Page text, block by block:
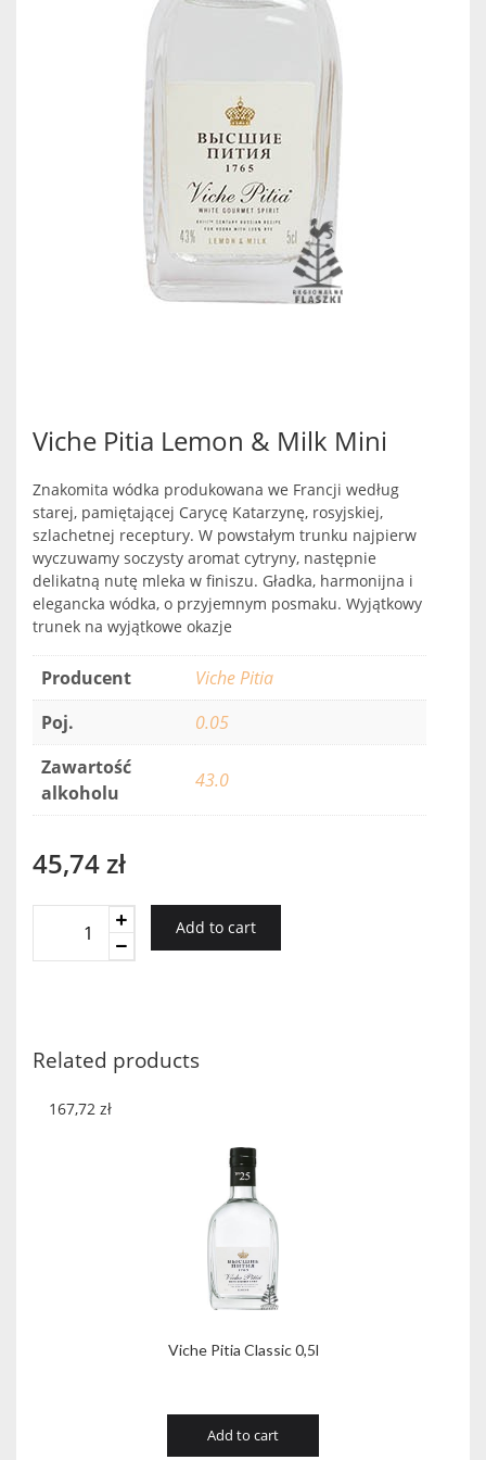
Viche Pitia Lemon & Milk Mini
Znakomita wódka produkowana we Francji według
starej, pamiętającej Carycę Katarzynę, rosyjskiej,
szlachetnej receptury. W powstałym trunku najpierw
wyczuwamy soczysty aromat cytryny, następnie
delikatną nutę mleka w finiszu. Gładka, harmonijna i
elegancka wódka, o przyjemnym posmaku. Wyjątkowy
trunek na wyjątkowe okazje
Producent
Viche Pitia
Poj.
0.05
Zawartość
alkoholu
43.0
45,74zł
Mini
quantity
Add to cart
Related products
Viche Pitia Classic 0,5l
167,72 zł
Add to cart